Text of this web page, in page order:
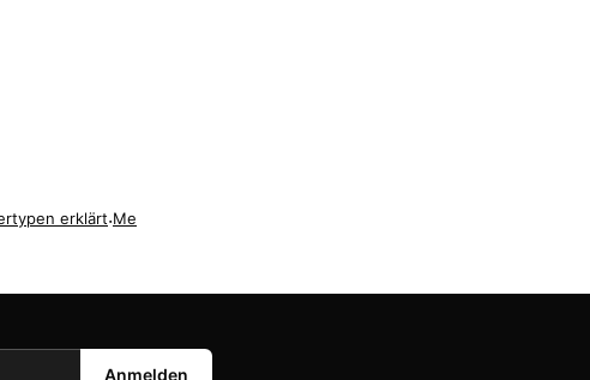
erklärt·Me
Anmelden